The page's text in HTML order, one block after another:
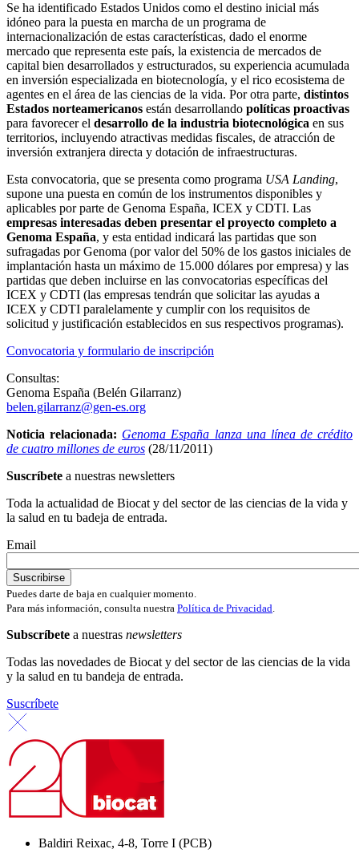
Se ha identificado Estados Unidos como el destino inicial más
idóneo para la puesta en marcha de un programa de
internacionalización de estas características, dado el enorme
mercado que representa este país, la existencia de mercados de
capital bien desarrollados y estructurados, su experiencia acumulada
en inversión especializada en biotecnología, y el rico ecosistema de
agentes en el área de las ciencias de la vida. Por otra parte, distintos
Estados norteamericanos están desarrollando políticas proactivas
para favorecer el desarrollo de la industria biotecnológica en sus
territorios, incluyendo atractivas medidas fiscales, de atracción de
inversión extranjera directa y dotación de infraestructuras.
Esta convocatoria, que se presenta como programa USA Landing,
supone una puesta en común de los instrumentos disponibles y
aplicables por parte de Genoma España, ICEX y CDTI. Las
empresas interesadas deben presentar el proyecto completo a
Genoma España, y esta entidad indicará las partidas que son
sufragadas por Genoma (por valor del 50% de los gastos iniciales de
implantación hasta un máximo de 15.000 dólares por empresa) y las
partidas que deben incluirse en las convocatorias específicas del
ICEX y CDTI (las empresas tendrán que solicitar las ayudas a
ICEX y CDTI paralelamente y cumplir con los requisitos de
solicitud y justificación establecidos en sus respectivos programas).
Convocatoria y formulario de inscripción
Consultas:
Genoma España (Belén Gilarranz)
belen.gilarranz@gen-es.org
Noticia relacionada: Genoma España lanza una línea de crédito
de cuatro millones de euros (28/11/2011)
Suscríbete a nuestras newsletters
Toda la actualidad de Biocat y del sector de las ciencias de la vida y
la salud en tu badeja de entrada.
Email
Puedes darte de baja en cualquier momento.
Para más información, consulta nuestra Política de Privacidad.
Subscríbete a nuestras newsletters
Todas las novedades de Biocat y del sector de las ciencias de la vida
y la salud en tu bandeja de entrada.
Suscríbete
Baldiri Reixac, 4-8, Torre I (PCB)